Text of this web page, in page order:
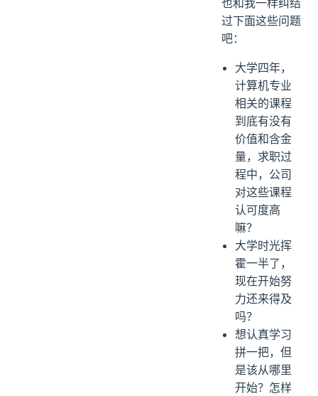
也和我一样纠结
过下面这些问题
吧：
大学四年，
计算机专业
相关的课程
到底有没有
价值和含金
量，求职过
程中，公司
对这些课程
认可度高
嘛？
大学时光挥
霍一半了，
现在开始努
力还来得及
吗？
想认真学习
拼一把，但
是该从哪里
开始？怎样